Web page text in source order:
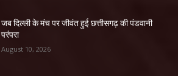
जब दिल्ली के मंच पर जीवंत हुई छत्तीसगढ़ की पंडवानी
परंपरा
August 10, 2026